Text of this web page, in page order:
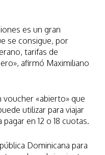
es un gran
se consigue, por
tarifas de
afirmó Maximiliano
voucher «abierto» que
utilizar para viajar
en 12 o 18 cuotas.
Dominicana para